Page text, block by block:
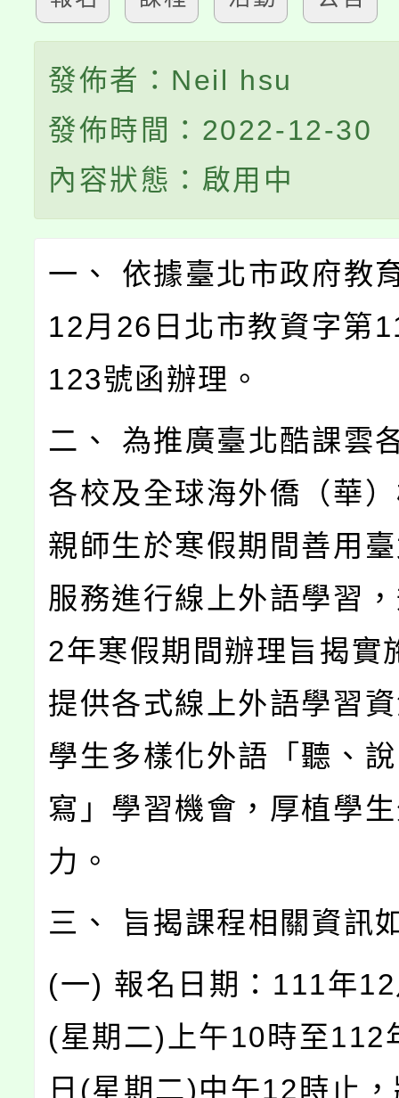
發佈者：Neil hsu
發佈時間：2022-12-30
內容狀態：啟用中
一、 依據臺北市政府教
12月26日北市教資字第
123號函辦理。
二、 為推廣臺北酷課雲
各校及全球海外僑（華
親師生於寒假期間善用
服務進行線上外語學習
2年寒假期間辦理旨揭實
提供各式線上外語學習
學生多樣化外語「聽、
寫」學習機會，厚植學
力。
三、 旨揭課程相關資訊
(一) 報名日期：111年
(星期二)上午10時至112
日(星期二)中午12時止